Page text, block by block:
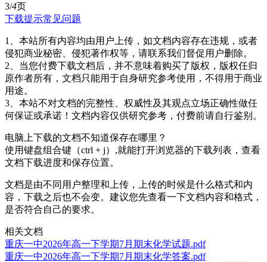
3/4页
下载提示常见问题
1、本站所有内容均由用户上传，如文档内容存在违规，或者
侵犯商业秘密、侵犯著作权等，请联系我们督促用户删除。
2、当您付费下载文档后，并不意味着购买了版权，版权任归
原作者所有，文档只能用于自身研究参考使用，不得用于商业
用途。
3、本站不对文档的完整性、权威性及其观点立场正确性做任
何保证或承诺！文档内容仅供研究参考，付费前请自行鉴别。
电脑上下载的文档不知道保存在哪里？
使用键盘组合键（ctrl + j）,就能打开浏览器的下载列表，查看
文档下载进度和保存位置。
文档是由不同用户整理和上传，上传的时候是什么格式和内
容，下载之后也不会变。建议您先查看一下文档内容和格式，
是否符合自己的要求。
相关文档
重庆一中2026年高一下学期7月期末化学试题.pdf
重庆一中2026年高一下学期7月期末化学答案.pdf